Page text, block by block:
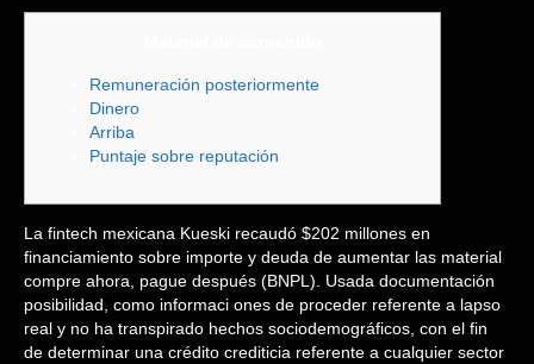
Remuneración posteriormente
Dinero
Arriba
Puntaje sobre reputación
La fintech mexicana Kueski recaudó $202 millones en
financiamiento sobre importe y deuda de aumentar las material
compre ahora, pague después (BNPL). Usada documentación
posibilidad, como informaci ones de proceder referente a lapso
real y no ha transpirado hechos sociodemográficos, con el fin
de determinar una crédito crediticia referente a cualquier sector